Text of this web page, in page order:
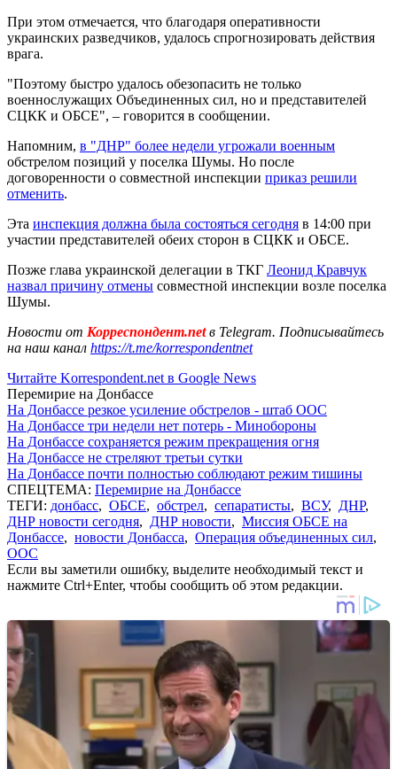
При этом отмечается, что благодаря оперативности
украинских разведчиков, удалось спрогнозировать действия
врага.
"Поэтому быстро удалось обезопасить не только
военнослужащих Объединенных сил, но и представителей
СЦКК и ОБСЕ", – говорится в сообщении.
Напомним, в "ДНР" более недели угрожали военным
обстрелом позиций у поселка Шумы. Но после
договоренности о совместной инспекции приказ решили
отменить.
Эта инспекция должна была состояться сегодня в 14:00 при
участии представителей обеих сторон в СЦКК и ОБСЕ.
Позже глава украинской делегации в ТКГ Леонид Кравчук
назвал причину отмены совместной инспекции возле поселка
Шумы.
Новости от Корреспондент.netв Telegram. Подписывайтесь
на наш канал https://t.me/korrespondentnet
Читайте Korrespondent.net в Google News
Перемирие на Донбассе
На Донбассе резкое усиление обстрелов - штаб ООС
На Донбассе три недели нет потерь - Минобороны
На Донбассе сохраняется режим прекращения огня
На Донбассе не стреляют третьи сутки
На Донбассе почти полностью соблюдают режим тишины
СПЕЦТЕМА: Перемирие на Донбассе
ТЕГИ: донбасс, ОБСЕ, обстрел, сепаратисты, ВСУ, ДНР,
ДНР новости сегодня, ДНР новости, Миссия ОБСЕ на
Донбассе, новости Донбасса, Операция объединенных сил,
ООС
Если вы заметили ошибку, выделите необходимый текст и
нажмите Ctrl+Enter, чтобы сообщить об этом редакции.